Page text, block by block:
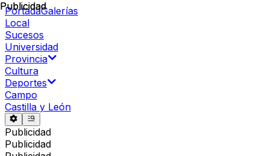
PortadaGalerías
Local
Sucesos
Universidad
Provincia
Cultura
Deportes
Campo
Castilla y León
Publicidad
Publicidad
Publicidad
Publicidad